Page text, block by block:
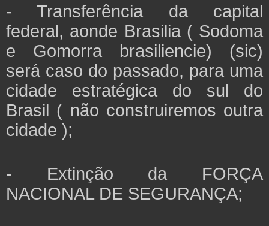
- Transferência da capital
federal, aonde Brasilia ( Sodoma
e Gomorra brasiliencie) (sic)
será caso do passado, para uma
cidade estratégica do sul do
Brasil ( não construiremos outra
cidade );
- Extinção da FORÇA
NACIONAL DE SEGURANÇA;